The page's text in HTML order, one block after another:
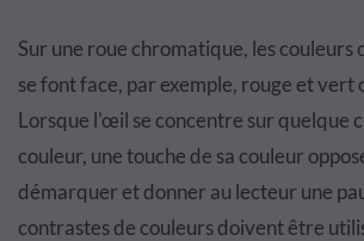
Sur une roue chromatique, les couleurs
se font face, par exemple, rouge et vert
Lorsque l'œil se concentre sur quelque
couleur, une touche de sa couleur
démarquer et donner au lecteur une
contrastes de couleurs doivent être